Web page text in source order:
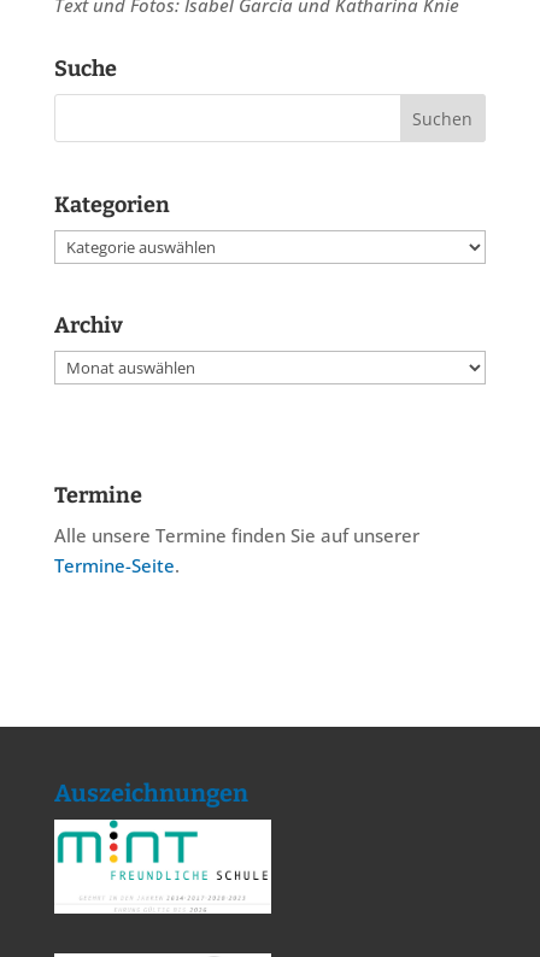
Text und Fotos: Isabel Garcia und Katharina Knie
Suche
Kategorien
Kategorien
Archiv
Archiv
Termine
Alle unsere Termine finden Sie auf unserer
Termine-Seite.
Auszeichnungen